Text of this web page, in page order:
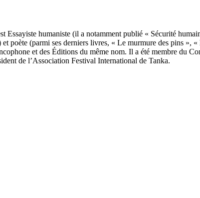
Essayiste humaniste (il a notamment publié « Sécurité
poète (parmi ses derniers livres, « Le murmure des pins »,
et des Éditions du même nom. Il a été membre du
de l’Association Festival International de Tanka.